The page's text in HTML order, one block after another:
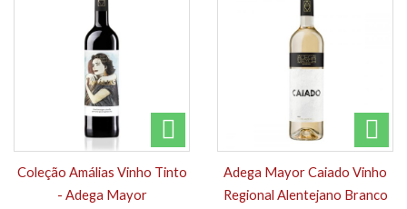
Coleção Amálias Vinho Tinto
- Adega Mayor
Adega Mayor Caiado Vinho
Regional Alentejano Branco